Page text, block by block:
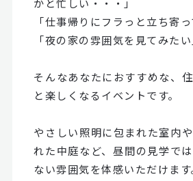
「仕事帰りにフラっと立ち寄っ
「夜の家の雰囲気を見てみたい
そんなあなたにおすすめな、
と楽しくなるイベントです。
やさしい照明に包まれた室内
れた中庭など、昼間の見学で
ない雰囲気を体感いただけます